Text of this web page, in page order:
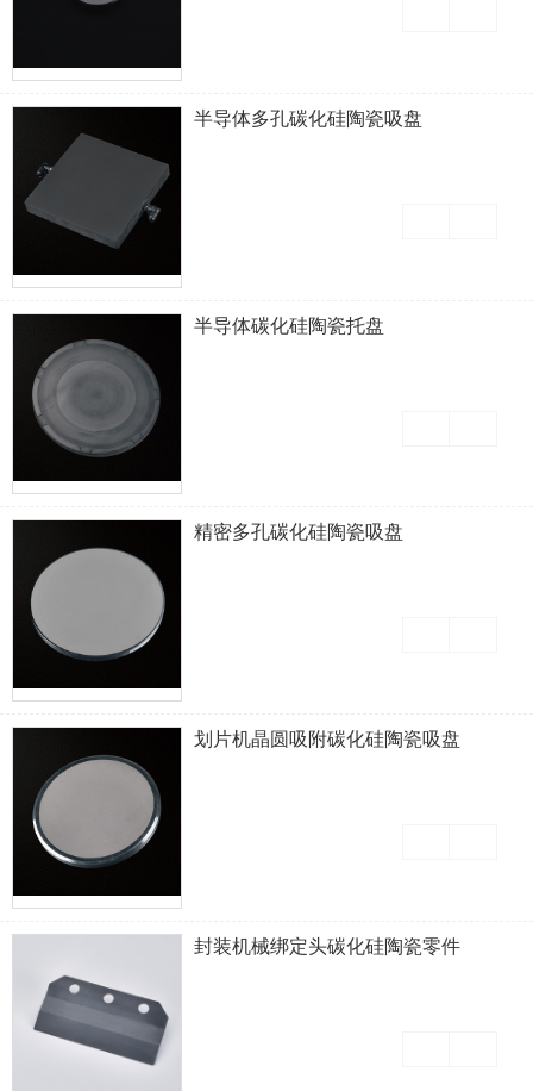
半导体多孔碳化硅陶瓷吸盘
半导体碳化硅陶瓷托盘
精密多孔碳化硅陶瓷吸盘
划片机晶圆吸附碳化硅陶瓷吸盘
封装机械绑定头碳化硅陶瓷零件